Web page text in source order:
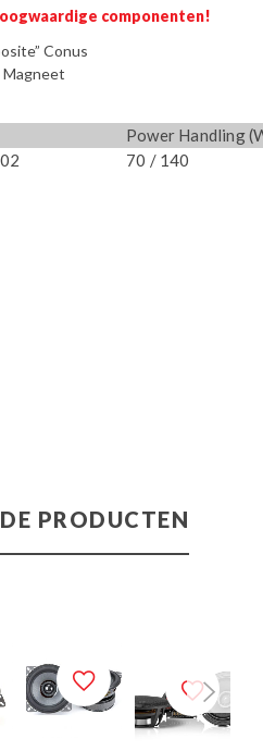
componenten!
Conus
Magneet
Power Handling
70 / 140
PRODUCTEN